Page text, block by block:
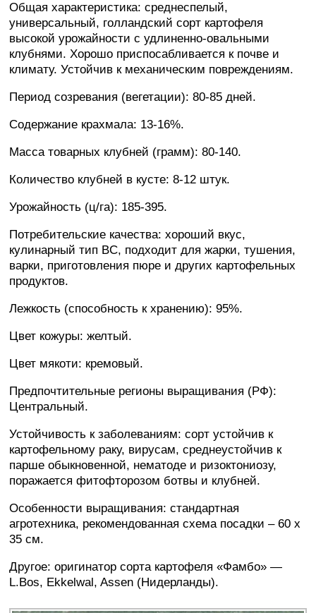
Общая характеристика: среднеспелый,
универсальный, голландский сорт картофеля
высокой урожайности с удлиненно-овальными
клубнями. Хорошо приспосабливается к почве и
климату. Устойчив к механическим повреждениям.
Период созревания (вегетации): 80-85 дней.
Содержание крахмала: 13-16%.
Масса товарных клубней (грамм): 80-140.
Количество клубней в кусте: 8-12 штук.
Урожайность (ц/га): 185-395.
Потребительские качества: хороший вкус,
кулинарный тип BC, подходит для жарки, тушения,
варки, приготовления пюре и других картофельных
продуктов.
Лежкость (способность к хранению): 95%.
Цвет кожуры: желтый.
Цвет мякоти: кремовый.
Предпочтительные регионы выращивания (РФ):
Центральный.
Устойчивость к заболеваниям: сорт устойчив к
картофельному раку, вирусам, среднеустойчив к
парше обыкновенной, нематоде и ризоктониозу,
поражается фитофторозом ботвы и клубней.
Особенности выращивания: стандартная
агротехника, рекомендованная схема посадки – 60 х
35 см.
Другое: оригинатор сорта картофеля «Фамбо» —
L.Bos, Ekkelwal, Assen (Нидерланды).